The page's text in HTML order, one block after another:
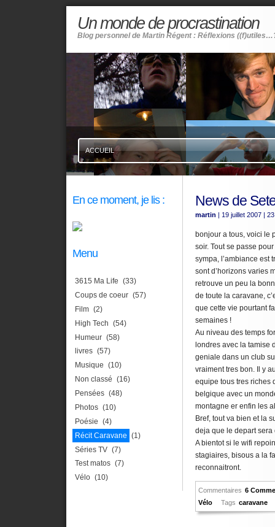
Un monde de procrastination
Blog personnel de Martin Régent : Réflexions
ACCUEIL
News de
martin | 19 juillet 2007 |
bonjour a tous, voici le
soir. Tout se passe
sympa, l’ambiance est
sont d’horizons varies
retrouve un peu la
de toute la caravane,
que cette vie pourtant
semaines !
Au niveau des temps
londres avec la tamise
geniale dans un club
vraiment tres bon. Il y
equipe tous tres riches
belgique avec un
montagne er enfin les
Bref, tout va bien et la
deja que le depart
A bientot si le wifi
stagiaires, bisous a la
reconnaitront.
Commentaires 6
Vélo
Tags caravane
En ce moment, je lis :
Menu
3615 Ma Life (33)
Coups de coeur (57)
Film (2)
High Tech (54)
Humeur (58)
livres (57)
Musique (10)
Non classé (16)
Pensées (48)
Photos (10)
Poésie (4)
Récit Caravane (1)
Séries TV (7)
Test matos (7)
Vélo (10)